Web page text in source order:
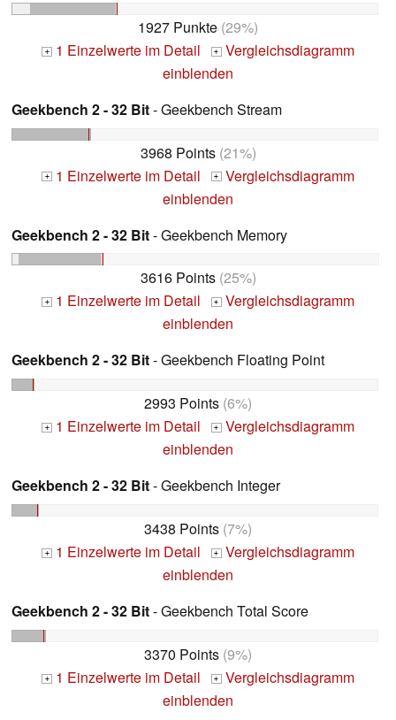
1927 Punkte (29%)
+ 1 Einzelwerte im Detail + Vergleichsdiagramm
einblenden
Geekbench 2 - 32 Bit- Geekbench Stream
3968 Points(21%)
+ 1 Einzelwerte im Detail + Vergleichsdiagramm
einblenden
Geekbench 2 - 32 Bit- Geekbench Memory
3616 Points(25%)
+ 1 Einzelwerte im Detail + Vergleichsdiagramm
einblenden
Geekbench 2 - 32 Bit- Geekbench Floating Point
2993 Points (6%)
+ 1 Einzelwerte im Detail + Vergleichsdiagramm
einblenden
Geekbench 2 - 32 Bit- Geekbench Integer
3438 Points (7%)
+ 1 Einzelwerte im Detail + Vergleichsdiagramm
einblenden
Geekbench 2 - 32 Bit- Geekbench Total Score
3370 Points (9%)
+ 1 Einzelwerte im Detail + Vergleichsdiagramm
einblenden